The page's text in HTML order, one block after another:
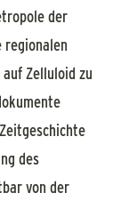
der
Zelluloid zu
des
von der